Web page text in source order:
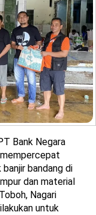
Bank Negara
bandang di
dan material
Nagari
untuk